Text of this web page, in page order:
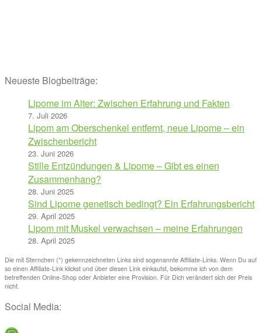
Neueste Blogbeiträge:
Lipome im Alter: Zwischen Erfahrung und Fakten
7. Juli 2026
Lipom am Oberschenkel entfernt, neue Lipome – ein
Zwischenbericht
23. Juni 2026
Stille Entzündungen & Lipome – Gibt es einen
Zusammenhang?
28. Juni 2025
Sind Lipome genetisch bedingt? Ein Erfahrungsbericht
29. April 2025
Lipom mit Muskel verwachsen – meine Erfahrungen
28. April 2025
Die mit Sternchen (*) gekennzeichneten Links sind sogenannte Affiliate-Links. Wenn Du auf
so einen Affiliate-Link klickst und über diesen Link einkaufst, bekomme ich von dem
betreffenden Online-Shop oder Anbieter eine Provision. Für Dich verändert sich der Preis
nicht.
Social Media: